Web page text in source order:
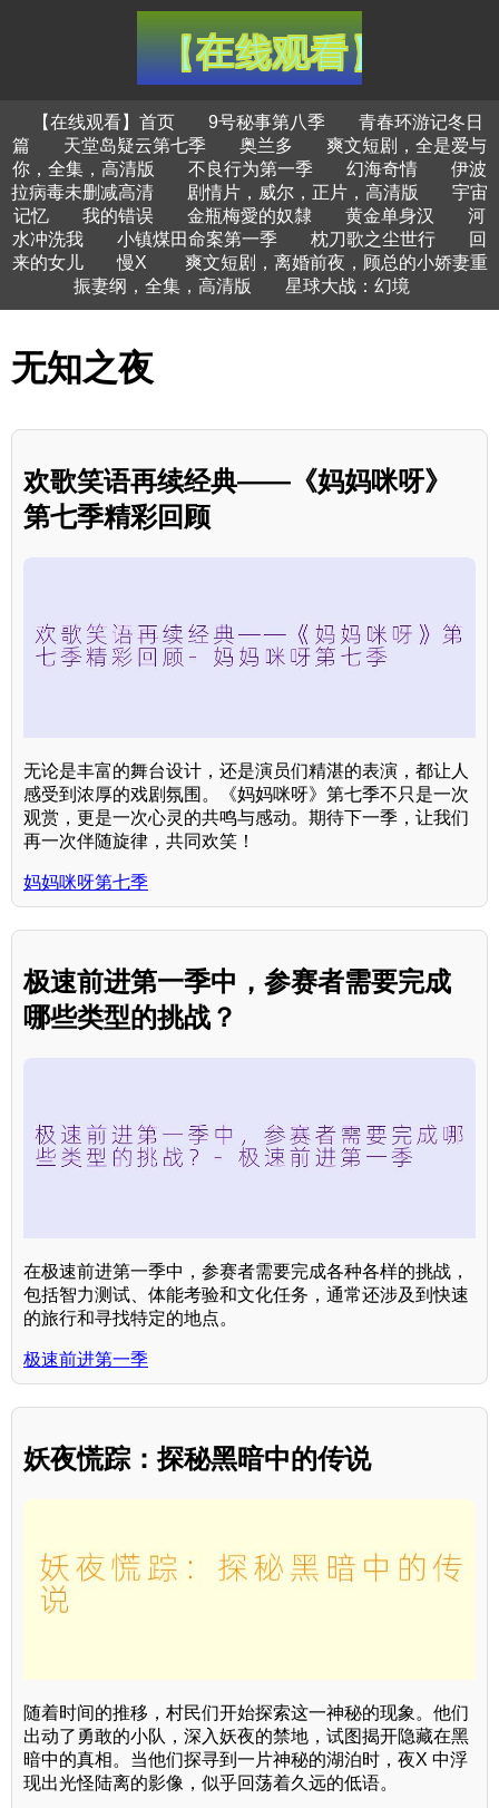
【在线观看】首页 9号秘事第八季
青春环游记冬日
篇
天堂岛疑云第七季 奥兰多
爽文短剧，全是爱与
你，全集，高清版
不良行为第一季 幻海奇情
伊波
拉病毒未删减高清
剧情片，威尔，正片，高清版
宇宙
记忆
我的错误 金瓶梅愛的奴隸 黄金单身汉
河
水冲洗我
小镇煤田命案第一季 枕刀歌之尘世行
回
来的女儿
慢X
爽文短剧，离婚前夜，顾总的小娇妻重
振妻纲，全集，高清版
星球大战：幻境
无知之夜
欢歌笑语再续经典——《妈妈咪呀》
第七季精彩回顾
无论是丰富的舞台设计，还是演员们精湛的表演，都让人
感受到浓厚的戏剧氛围。《妈妈咪呀》第七季不只是一次
观赏，更是一次心灵的共鸣与感动。期待下一季，让我们
再一次伴随旋律，共同欢笑！
妈妈咪呀第七季
极速前进第一季中，参赛者需要完成
哪些类型的挑战？
在极速前进第一季中，参赛者需要完成各种各样的挑战，
包括智力测试、体能考验和文化任务，通常还涉及到快速
的旅行和寻找特定的地点。
极速前进第一季
妖夜慌踪：探秘黑暗中的传说
随着时间的推移，村民们开始探索这一神秘的现象。他们
出动了勇敢的小队，深入妖夜的禁地，试图揭开隐藏在黑
暗中的真相。当他们探寻到一片神秘的湖泊时，夜X 中浮
现出光怪陆离的影像，似乎回荡着久远的低语。